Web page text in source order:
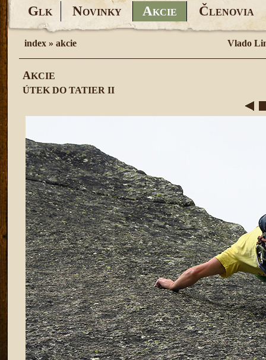
GLK NOVINKY AKCIE ČLENOVIA
index » akcie Vlado
AKCIE
ÚTEK DO TATIER II